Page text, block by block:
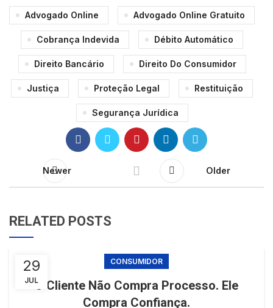
Advogado Online Advogado Online Gratuito
Cobrança Indevida Débito Automático
Direito Bancário Direito Do Consumidor
Justiça Proteção Legal Restituição
Segurança Jurídica
Newer Older
RELATED POSTS
29
JUL
CONSUMIDOR
O Cliente Não Compra Processo. Ele
Compra Confiança.